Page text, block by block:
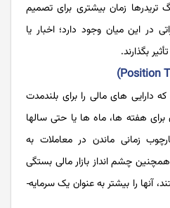
تریدر­ها زمان بیشتری برای تصمیم
در این میان وجود دارد؛ اخبار یا
بگذارند.
دارایی­ های مالی را برای بلندمدت
هفته ­ها، ماه­ ها یا حتی سال­ها
زمانی ماندن در معاملات به
چشم انداز بازار مالی بستگی
دارد.معمولا این گروه تریدر نیستند، آن­ها را بیشتر به عنوان یک سرمایه­